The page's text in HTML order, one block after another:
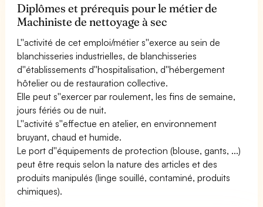
Diplômes et prérequis pour le métier de
Machiniste de nettoyage à sec
L''activité de cet emploi/métier s''exerce au sein de
blanchisseries industrielles, de blanchisseries
d''établissements d''hospitalisation, d''hébergement
hôtelier ou de restauration collective.
Elle peut s''exercer par roulement, les fins de semaine,
jours fériés ou de nuit.
L''activité s''effectue en atelier, en environnement
bruyant, chaud et humide.
Le port d''équipements de protection (blouse, gants, ...)
peut être requis selon la nature des articles et des
produits manipulés (linge souillé, contaminé, produits
chimiques).